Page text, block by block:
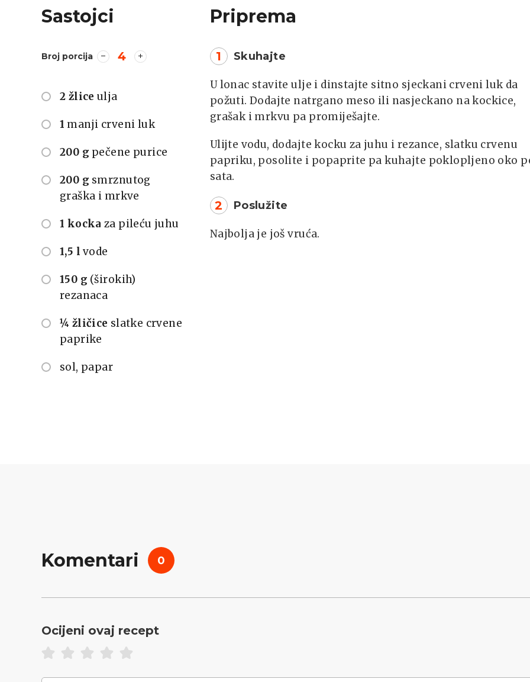
Sastojci
Broj porcija 4
2 žlice ulja
1 manji crveni luk
200 g pečene purice
200 g smrznutog
graška i mrkve
1 kocka za pileću juhu
1,5 l vode
150 g (širokih)
rezanaca
¼ žličice slatke crvene
paprike
sol, papar
Priprema
1 Skuhajte
U lonac stavite ulje i dinstajte sitno sjeckani crveni luk da
požuti. Dodajte natrgano meso ili nasjeckano na kockice,
grašak i mrkvu pa promiješajte.
Ulijte vodu, dodajte kocku za juhu i rezance, slatku crvenu
papriku, posolite i popaprite pa kuhajte poklopljeno oko
sata.
2 Poslužite
Najbolja je još vruća.
Komentari 0
Ocijeni ovaj recept